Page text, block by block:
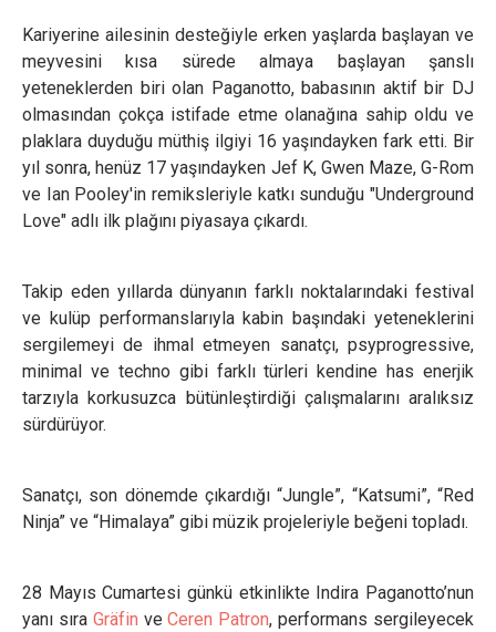
Kariyerine ailesinin desteğiyle erken yaşlarda başlayan ve
meyvesini kısa sürede almaya başlayan şanslı
yeteneklerden biri olan Paganotto, babasının aktif bir DJ
olmasından çokça istifade etme olanağına sahip oldu ve
plaklara duyduğu müthiş ilgiyi 16 yaşındayken fark etti. Bir
yıl sonra, henüz 17 yaşındayken Jef K, Gwen Maze, G-Rom
ve Ian Pooley'in remiksleriyle katkı sunduğu "Underground
Love" adlı ilk plağını piyasaya çıkardı.
Takip eden yıllarda dünyanın farklı noktalarındaki festival
ve kulüp performanslarıyla kabin başındaki yeteneklerini
sergilemeyi de ihmal etmeyen sanatçı, psyprogressive,
minimal ve techno gibi farklı türleri kendine has enerjik
tarzıyla korkusuzca bütünleştirdiği çalışmalarını aralıksız
sürdürüyor.
Sanatçı, son dönemde çıkardığı “Jungle”, “Katsumi”, “Red
Ninja” ve “Himalaya” gibi müzik projeleriyle beğeni topladı.
28 Mayıs Cumartesi günkü etkinlikte Indira Paganotto’nun
yanı sıra Gräfin veCeren Patron, performans sergileyecek